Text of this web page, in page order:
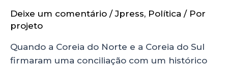
Deixe um comentário /Jpress, Política / Por
projeto
Quando a Coreia do Norte e a Coreia do Sul
firmaram uma conciliação com um histórico